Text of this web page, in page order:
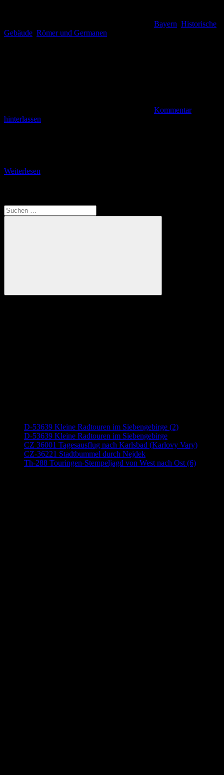
Bayern Historische
Gebäude Römer und Germanen
Kommentar
hinterlassen
Weiterlesen
Suchen
nach:
Suchen
D-53639 Kleine Radtouren im Siebengebirge (2)
D-53639 Kleine Radtouren im Siebengebirge
CZ 36001 Tagesausflug nach Karlsbad (Karlovy Vary)
CZ-36221 Stadtbummel durch Nejdek
Th-288 Touringen-Stempeljagd von West nach Ost (6)